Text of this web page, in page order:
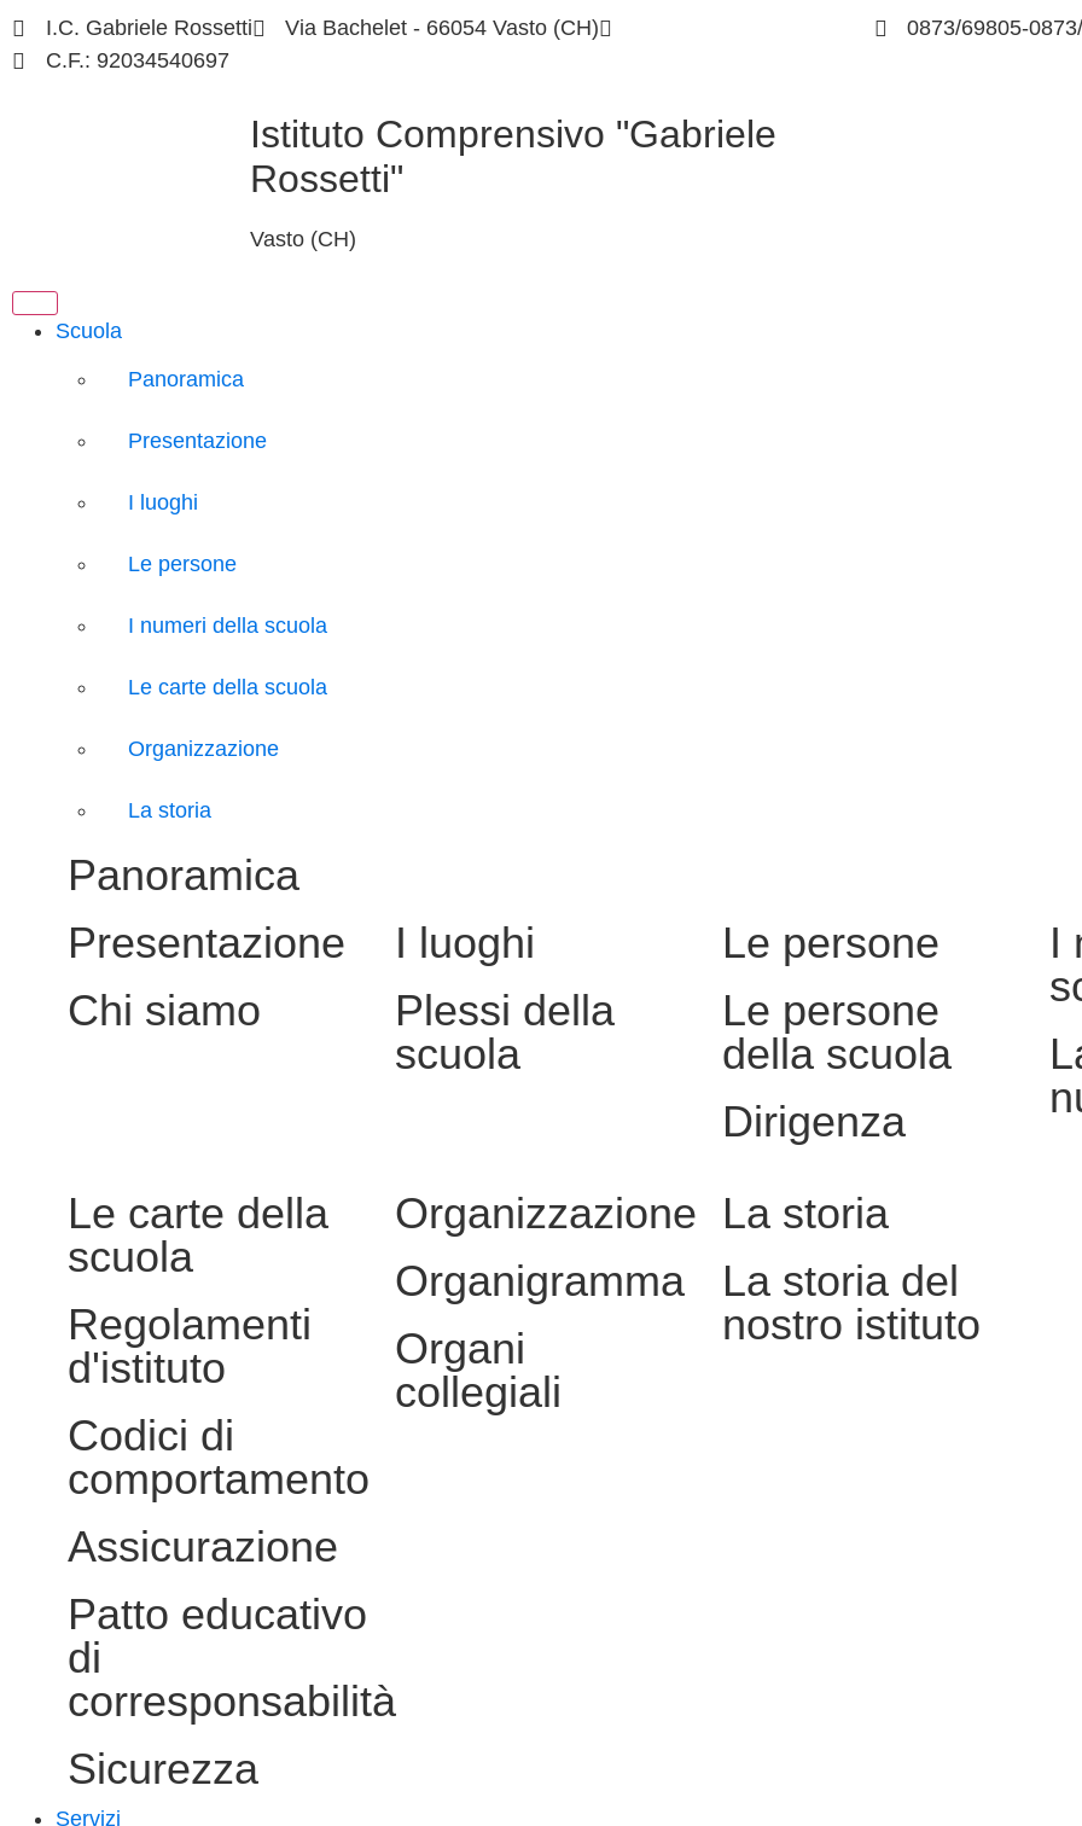
I.C. Gabriele Rossetti Via Bachelet - 66054 Vasto (CH) 0873/69805-
C.F.: 92034540697
Istituto Comprensivo "Gabriele
Rossetti"
Vasto (CH)
Scuola
Panoramica
Presentazione
I luoghi
Le persone
I numeri della scuola
Le carte della scuola
Organizzazione
La storia
Panoramica
Presentazione
Chi siamo
I luoghi
Plessi della
scuola
Le persone
Le persone
della scuola
Dirigenza
I
Le carte della
scuola
Regolamenti
d'istituto
Codici di
comportamento
Assicurazione
Patto educativo
di
corresponsabilità
Sicurezza
Organizzazione
Organigramma
Organi
collegiali
La storia
La storia del
nostro istituto
Servizi